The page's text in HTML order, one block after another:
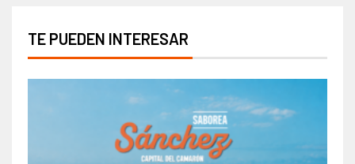
TE PUEDEN INTERESAR